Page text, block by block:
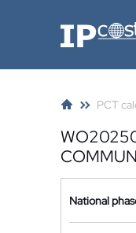
IP-Coster
PCT
National